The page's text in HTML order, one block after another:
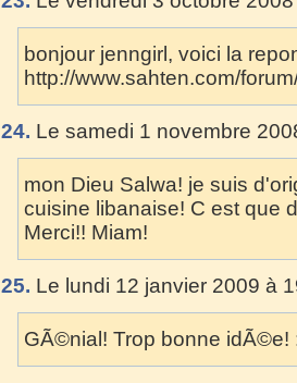
bonjour jenngirl, voici la
http://www.sahten.com/
24. Le samedi 1 novembre
mon Dieu Salwa! je suis
cuisine libanaise! C est que
Merci!! Miam!
25. Le lundi 12 janvier 2009 à
GÃ©nial! Trop bonne idÃ©e!